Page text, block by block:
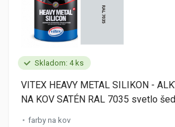
Skladom: 4 ks
VITEX HEAVY METAL SILIKON -
NA KOV SATÉN RAL 7035 svetlo
farby na kov